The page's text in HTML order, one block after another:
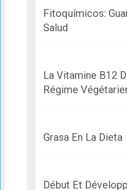
Fitoquímicos:
Salud
La Vitamine B12
Régime
Grasa En La Dieta
Début Et